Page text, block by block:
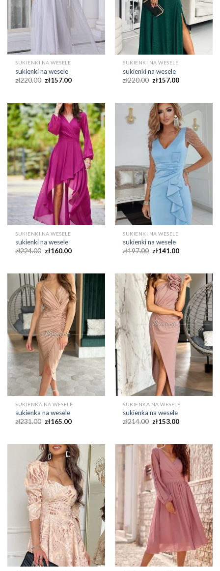
SUKIENKI NA WESELE
sukienki na wesele
zł220.00 zł157.00
SUKIENKI NA WESELE
sukienki na wesele
zł220.00 zł157.00
SUKIENKI NA WESELE
sukienki na wesele
zł224.00 zł160.00
SUKIENKI NA WESELE
sukienki na wesele
zł197.00 zł141.00
SUKIENKA NA WESELE
sukienka na wesele
zł231.00 zł165.00
SUKIENKA NA WESELE
sukienka na wesele
zł214.00 zł153.00